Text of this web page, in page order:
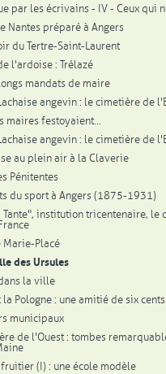
par les écrivains - IV - Ceux qui
Nantes préparé à Angers
du Tertre-Saint-Laurent
l'ardoise : Trélazé
mandats de maire
angevin : le cimetière de
maires festoyaient...
angevin : le cimetière de
au plein air à la Claverie
Pénitentes
du sport à Angers (1875-1931)
Tante", institution tricentenaire, le
Marie-Placé
des Ursules
la ville
la Pologne : une amitié de six
municipaux
de l'Ouest : tombes
(I) : une école modèle